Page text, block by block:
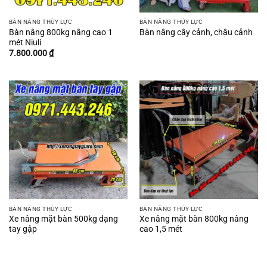
BÀN NÂNG THỦY LỰC
Bàn nâng 800kg nâng cao 1
mét Niuli
7.800.000₫
BÀN NÂNG THỦY LỰC
Bàn nâng cây cảnh, chậu cảnh
BÀN NÂNG THỦY LỰC
Xe nâng mặt bàn 500kg dạng
tay gập
BÀN NÂNG THỦY LỰC
Xe nâng mặt bàn 800kg nâng
cao 1,5 mét